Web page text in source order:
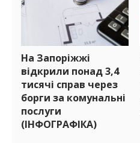
На Запоріжжі
відкрили понад 3,4
тисячі справ через
борги за комунальні
послуги
(ІНФОГРАФІКА)